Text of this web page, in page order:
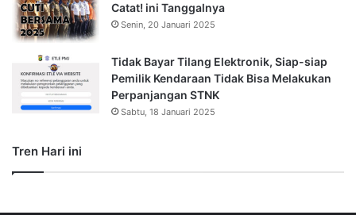
Catat! ini Tanggalnya
Senin, 20 Januari 2025
Tidak Bayar Tilang Elektronik, Siap-siap
Pemilik Kendaraan Tidak Bisa Melakukan
Perpanjangan STNK
Sabtu, 18 Januari 2025
Tren Hari ini